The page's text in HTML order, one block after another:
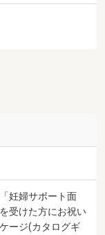
妊婦サポート面
受けた方にお祝い
ージ(カタログギ